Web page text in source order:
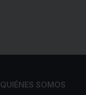
QUIÉNES SOMOS